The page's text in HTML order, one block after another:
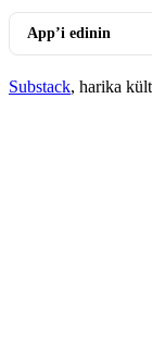
App’i edinin
Substack, harika